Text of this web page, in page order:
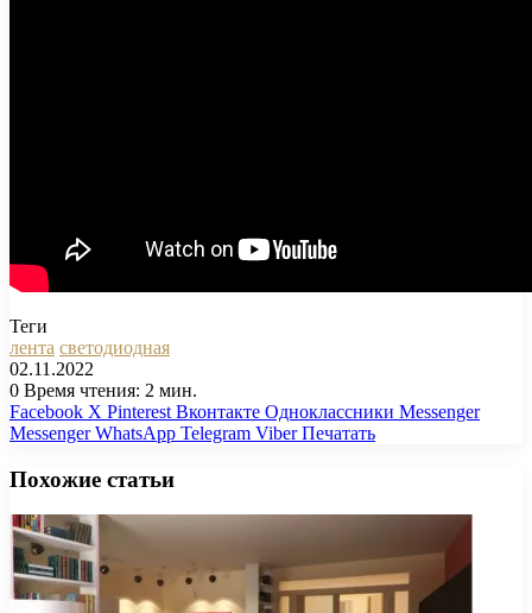
Теги
лента светодиодная
02.11.2022
0 Время чтения: 2 мин.
Facebook X Pinterest Вконтакте Одноклассники Messenger
Messenger WhatsApp Telegram Viber Печатать
Похожие статьи